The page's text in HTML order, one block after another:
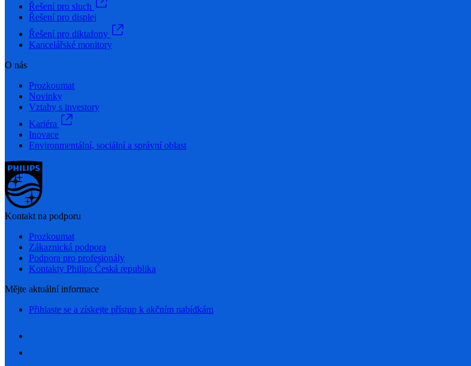
Řešení pro sluch
Řešení pro displej
Řešení pro diktafony
Kancelářské monitory
O nás
Prozkoumat
Novinky
Vztahy s investory
Kariéra
Inovace
Environmentální, sociální a správní oblast
Kontakt na podporu
Prozkoumat
Zákaznická podpora
Podpora pro profesionály
Kontakty Philips Česká republika
Mějte aktuální informace
Přihlaste se a získejte přístup k akčním nabídkám